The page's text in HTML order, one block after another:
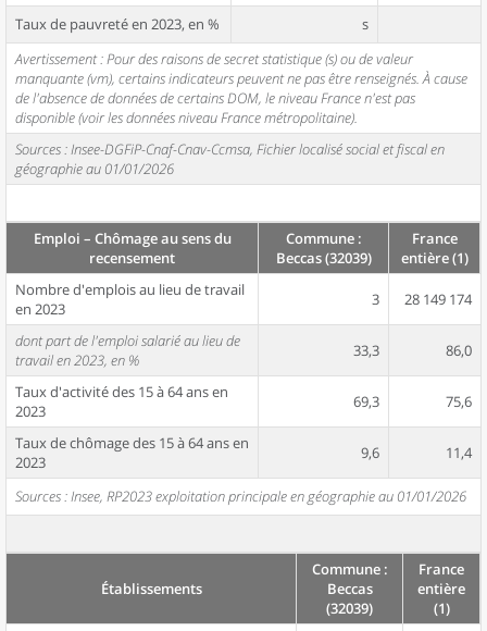
Taux de pauvreté en 2023, en %
s
Avertissement : Pour des raisons de secret statistique (s) ou de valeur
manquante (vm), certains indicateurs peuvent ne pas être renseignés. À cause
de l'absence de données de certains DOM, le niveau France n'est pas
disponible (voir les données niveau France métropolitaine).
Sources : Insee-DGFiP-Cnaf-Cnav-Ccmsa, Fichier localisé social et fiscal en
géographie au 01/01/2026
Emploi – Chômage au sens du
recensement
Commune :
Beccas (32039)
France
entière (1)
Nombre d'emplois au lieu de travail
en 2023
3 28 149 174
dont part de l'emploi salarié au lieu de
travail en 2023, en %
33,3 86,0
Taux d'activité des 15 à 64 ans en
2023
69,3 75,6
Taux de chômage des 15 à 64 ans en
2023
9,6 11,4
Sources : Insee, RP2023 exploitation principale en géographie au 01/01/2026
Établissements
Commune :
Beccas
(32039)
France
entière
(1)